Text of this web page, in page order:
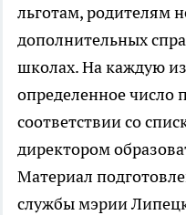
льготам, родителям
дополнительных
школах. На каждую
определенное число
соответствии со
директором
Материал
службы мэрии